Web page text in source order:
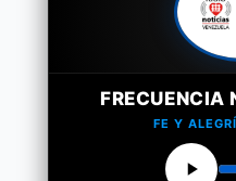
FRECUENCIA
FE Y